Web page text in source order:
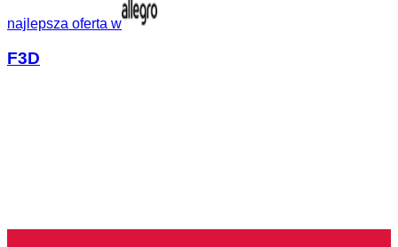
najlepsza oferta w
F3D